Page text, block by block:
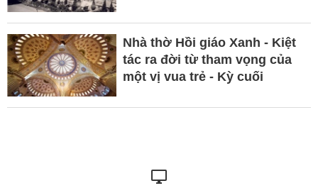
Nhà thờ Hồi giáo Xanh - Kiệt
tác ra đời từ tham vọng của
một vị vua trẻ - Kỳ cuối